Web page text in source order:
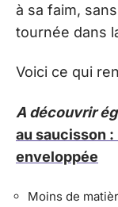
à sa faim,
tournée dans
Voici ce qui
A découvrir
au saucisson
enveloppée
Moins de